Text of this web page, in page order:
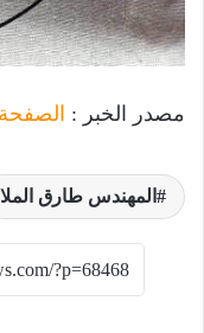
مصدر الخبر :
المهندس طارق الملا